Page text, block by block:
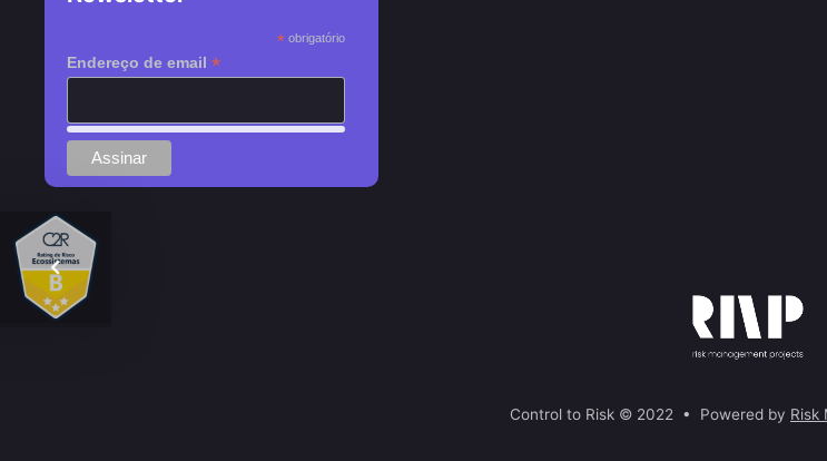
*obrigatório
Endereço de email*
Control to Risk © 2022 • Powered by Risk